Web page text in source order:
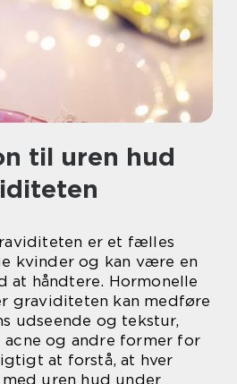
til uren hud
er et fælles
kvinder og kan være en
at håndtere. Hormonelle
graviditeten kan medføre
udseende og tekstur,
og andre former for
at forstå, at hver
uren hud under